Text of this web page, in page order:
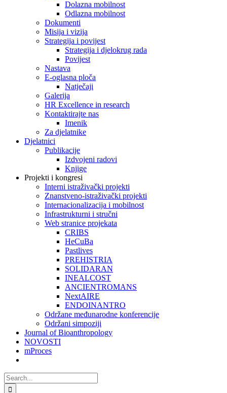
Dolazna mobilnost
Odlazna mobilnost
Dokumenti
Misija i vizija
Strategija i povijest
Strategija i djelokrug rada
Povijest
Nastava
E-oglasna ploča
Natječaji
Galerija
HR Excellence in research
Kontaktirajte nas
Imenik
Za djelatnike
Djelatnici
Publikacije
Izdvojeni radovi
Knjige
Projekti i kongresi
Interni istraživački projekti
Znanstveno-istraživački projekti
Internacionalizacija i mobilnost
Infrastrukturni i stručni
Web stranice projekata
CRIBS
HeCuBa
Pastlives
PREHISTRIA
SOLIDARAN
INEALCOST
ANCIENTROMANS
NextAIRE
ENDOINANTRO
Održane međunarodne konferencije
Održani simpoziji
Journal of Bioanthropology
NOVOSTI
mProces
Search
for: